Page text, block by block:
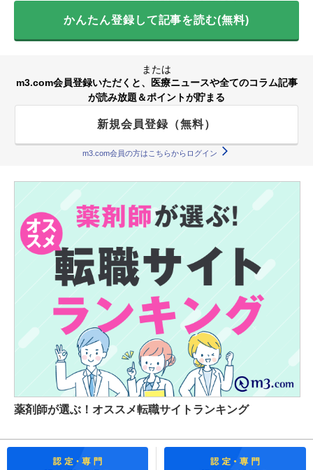
かんたん登録して記事を読む(無料)
または
m3.com会員登録いただくと、医療ニュースや全てのコラム記事
が読み放題＆ポイントが貯まる
新規会員登録（無料）
m3.com会員の方はこちらからログイン
薬剤師が選ぶ！オススメ転職サイトランキング